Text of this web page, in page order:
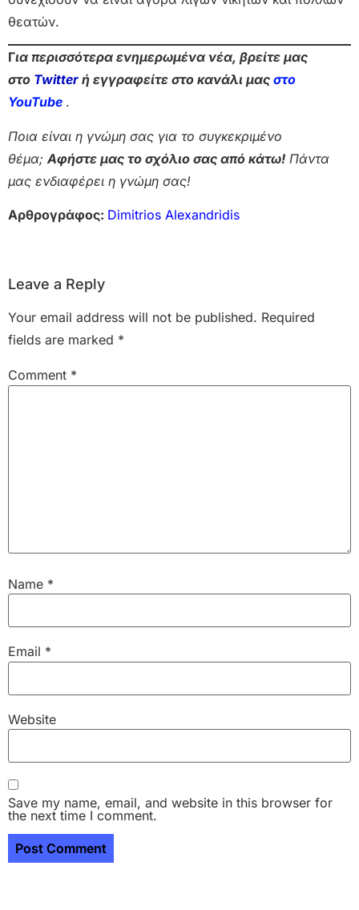
θεατών.
Για περισσότερα ενημερωμένα νέα, βρείτε μας
στο Twitter ή εγγραφείτε στο κανάλι μας στο
YouTube .
Ποια είναι η γνώμη σας για το συγκεκριμένο
θέμα; Αφήστε μας το σχόλιο σας από κάτω! Πάντα
μας ενδιαφέρει η γνώμη σας!
Αρθρογράφος: Dimitrios Alexandridis
Leave a Reply
Your email address will not be published. Required
fields are marked *
Comment *
Name *
Email *
Website
Save my name, email, and website in this browser for
the next time I comment.